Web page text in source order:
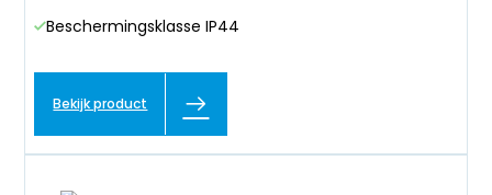
Beschermingsklasse IP44
Bekijk product